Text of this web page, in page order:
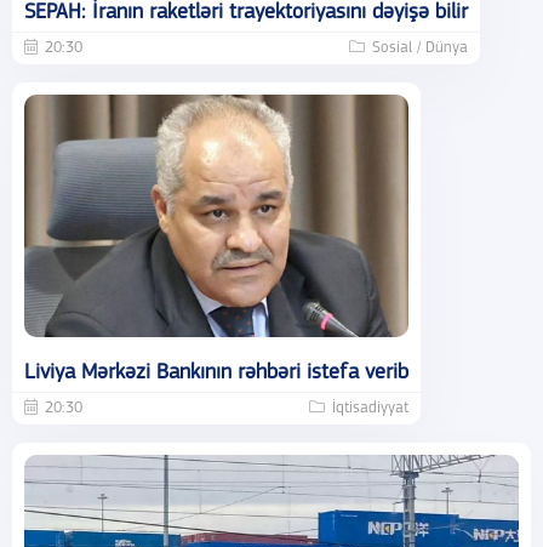
SEPAH: İranın raketləri trayektoriyasını dəyişə bilir
20:30 Sosial / Dünya
Liviya Mərkəzi Bankının rəhbəri istefa verib
20:30 İqtisadiyyat